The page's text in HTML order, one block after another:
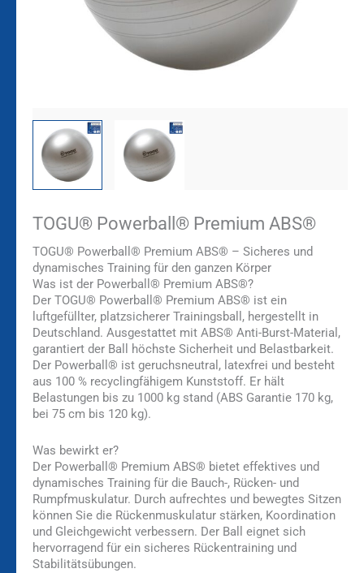
TOGU® Powerball® Premium ABS®
TOGU® Powerball® Premium ABS® – Sicheres und
dynamisches Training für den ganzen Körper
Was ist der Powerball® Premium ABS®?
Der TOGU® Powerball® Premium ABS® ist ein
luftgefüllter, platzsicherer Trainingsball, hergestellt in
Deutschland. Ausgestattet mit ABS® Anti-Burst-Material,
garantiert der Ball höchste Sicherheit und Belastbarkeit.
Der Powerball® ist geruchsneutral, latexfrei und besteht
aus 100 % recyclingfähigem Kunststoff. Er hält
Belastungen bis zu 1000 kg stand (ABS Garantie 170 kg,
bei 75 cm bis 120 kg).
Was bewirkt er?
Der Powerball® Premium ABS® bietet effektives und
dynamisches Training für die Bauch-, Rücken- und
Rumpfmuskulatur. Durch aufrechtes und bewegtes Sitzen
können Sie die Rückenmuskulatur stärken, Koordination
und Gleichgewicht verbessern. Der Ball eignet sich
hervorragend für ein sicheres Rückentraining und
Stabilitätsübungen.